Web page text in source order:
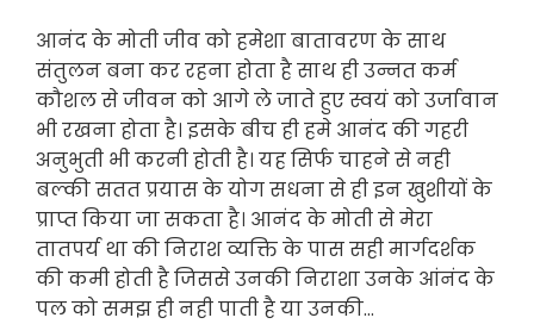
आनंद के मोती जीव को हमेशा बातावरण के साथ
संतुलन बना कर रहना होता है साथ ही उन्नत कर्म
कौशल से जीवन को आगे ले जाते हुए स्वयं को उर्जावान
भी रखना होता है। इसके बीच ही हमे आनंद की गहरी
अनुभुती भी करनी होती है। यह सिर्फ चाहने से नही
बल्की सतत प्रयास के योग सधना से ही इन खुशीयों के
प्राप्त किया जा सकता है। आनंद के मोती से मेरा
तातपर्य था की निराश व्यक्ति के पास सही मार्गदर्शक
की कमी होती है जिससे उनकी निराशा उनके आंनंद के
पल को समझ ही नही पाती है या उनकी…